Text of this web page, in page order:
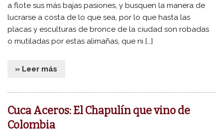
a flote sus más bajas pasiones, y busquen la manera de
lucrarse a costa de lo que sea, por lo que hasta las
placas y esculturas de bronce de la ciudad son robadas
o mutiladas por estas alimañas, que ni […]
» Leer más
Cuca Aceros: El Chapulín que vino de
Colombia